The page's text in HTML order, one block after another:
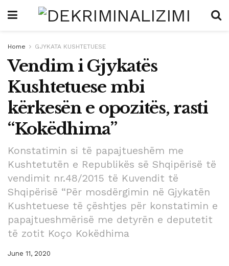
Home GJYKATA KUSHTETUESE
Vendim i Gjykatës
Kushtetuese mbi
kërkesën e opozitës, rasti
“Kokëdhima”
Konstatimin si të papajtueshëm me
Kushtetutën e Republikës së Shqipërisë të
vendimit nr.48/2015 të Kuvendit të
Shqipërisë “Për mosdërgimin në Gjykatën
Kushtetuese të çështjes për konstatimin e
papajtueshmërisë me detyrën e deputetit
të zotit Koço Kokëdhima
June 11, 2020